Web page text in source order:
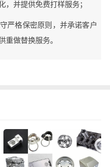
，并提供免费打样服务；
严格保密原则，并承诺客户
重做替换服务。